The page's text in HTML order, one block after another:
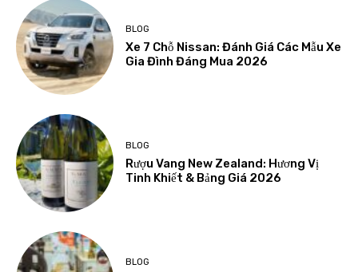
BLOG
Xe 7 Chỗ Nissan: Đánh Giá Các Mẫu Xe
Gia Đình Đáng Mua 2026
BLOG
Rượu Vang New Zealand: Hương Vị
Tinh Khiết & Bảng Giá 2026
BLOG